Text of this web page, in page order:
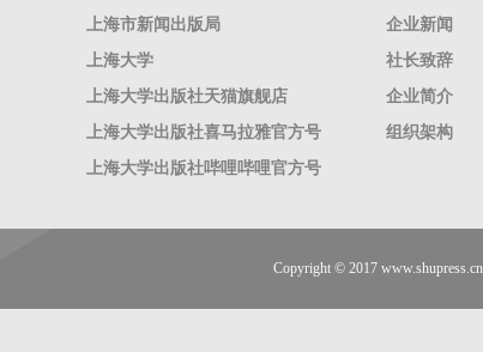
上海市新闻出版局
上海大学
上海大学出版社天猫旗舰店
上海大学出版社喜马拉雅官方号
上海大学出版社哔哩哔哩官方号
企业新闻
社长致辞
企业简介
组织架构
Copyright © 2017 www.shupress.cn